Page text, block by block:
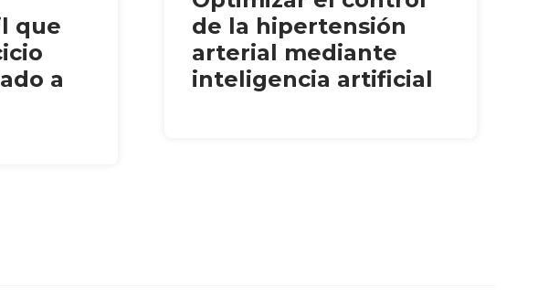
que
a
de la hipertensión
arterial mediante
inteligencia artificial